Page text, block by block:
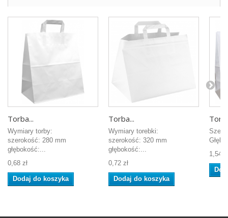
Torba...
Wymiary torby:
szerokość: 280 mm
głębokość:...
0,68 zł
Dodaj do koszyka
Torba...
Wymiary torebki:
szerokość: 320 mm
głębokość:...
0,72 zł
Dodaj do koszyka
1,54